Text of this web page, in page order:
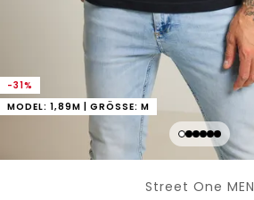
-31%
MODEL: 1,89M | GRÖSSE: M
Street One MEN